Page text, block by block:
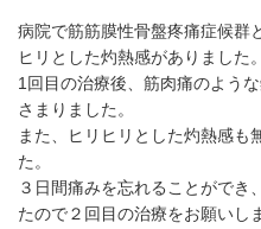
病院で筋筋膜性骨盤疼痛症候群
ヒリとした灼熱感がありました。
1回目の治療後、筋肉痛のよう
さまりました。
また、ヒリヒリとした灼熱感も
た。
３日間痛みを忘れることができ
たので２回目の治療をお願いし